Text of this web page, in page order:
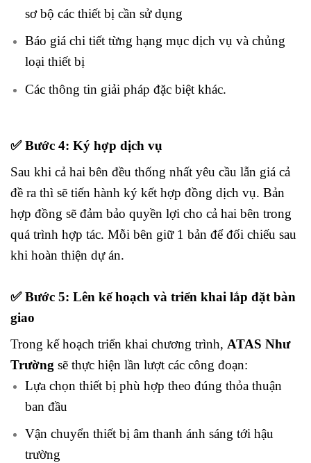
sơ bộ các thiết bị cần sử dụng
Báo giá chi tiết từng hạng mục dịch vụ và chủng
loại thiết bị
Các thông tin giải pháp đặc biệt khác.
✅Bước 4: Ký hợp dịch vụ
Sau khi cả hai bên đều thống nhất yêu cầu lẫn giá cả
đề ra thì sẽ tiến hành ký kết hợp đồng dịch vụ. Bản
hợp đồng sẽ đảm bảo quyền lợi cho cả hai bên trong
quá trình hợp tác. Mỗi bên giữ 1 bản để đối chiếu sau
khi hoàn thiện dự án.
✅Bước 5: Lên kế hoạch và triển khai lắp đặt bàn
giao
Trong kế hoạch triển khai chương trình, ATAS Như
Trường sẽ thực hiện lần lượt các công đoạn:
Lựa chọn thiết bị phù hợp theo đúng thỏa thuận
ban đầu
Vận chuyển thiết bị âm thanh ánh sáng tới hậu
trường